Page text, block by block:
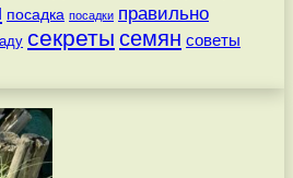
посадка посадки правильно
секреты семян советы